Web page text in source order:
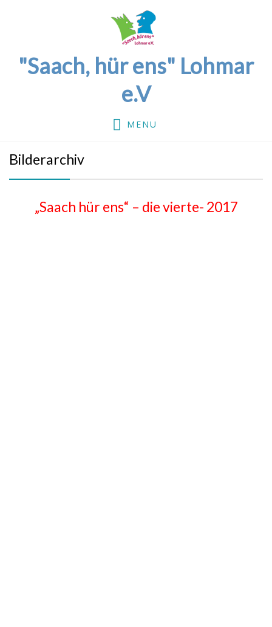
"Saach, hür ens" Lohmar
e.V
MENU
Bilderarchiv
„Saach hür ens“ – die vierte- 2017